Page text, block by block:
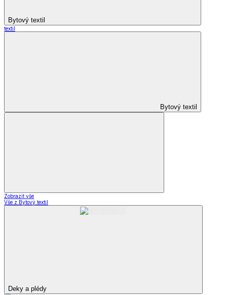
Bytový textil
textil
Bytový textil
Zobrazit vše
Vše z Bytový textil
Deky a plédy